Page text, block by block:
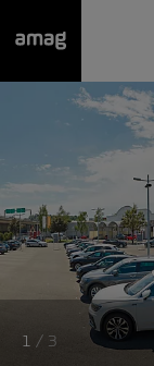
Il suo
1 / 3